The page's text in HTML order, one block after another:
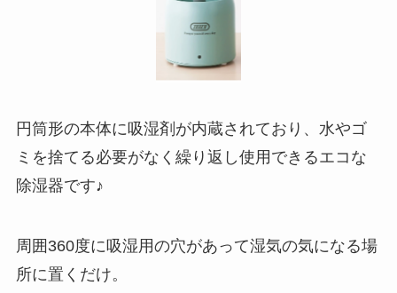
円筒形の本体に吸湿剤が内蔵されており、水やゴ
ミを捨てる必要がなく繰り返し使用できるエコな
除湿器です♪
周囲360度に吸湿用の穴があって湿気の気になる場
所に置くだけ。